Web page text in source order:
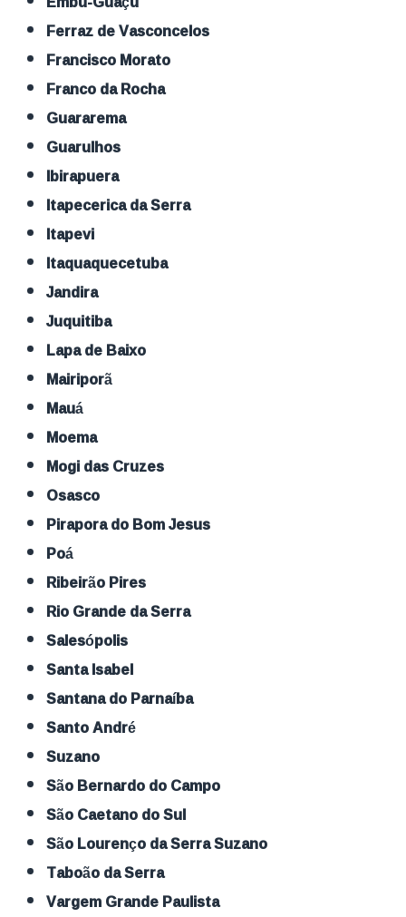
Ferraz de Vasconcelos
Francisco Morato
Franco da Rocha
Guararema
Guarulhos
Ibirapuera
Itapecerica da Serra
Itapevi
Itaquaquecetuba
Jandira
Juquitiba
Lapa de Baixo
Mairiporã
Mauá
Moema
Mogi das Cruzes
Osasco
Pirapora do Bom Jesus
Poá
Ribeirão Pires
Rio Grande da Serra
Salesópolis
Santa Isabel
Santana do Parnaíba
Santo André
Suzano
São Bernardo do Campo
São Caetano do Sul
São Lourenço da Serra Suzano
Taboão da Serra
Vargem Grande Paulista